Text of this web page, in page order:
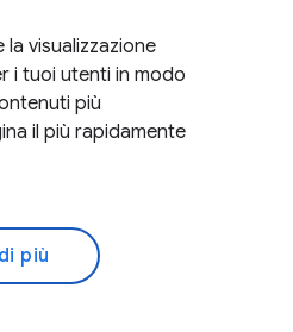
visualizzazione
i tuoi utenti in modo
più
il più rapidamente
più